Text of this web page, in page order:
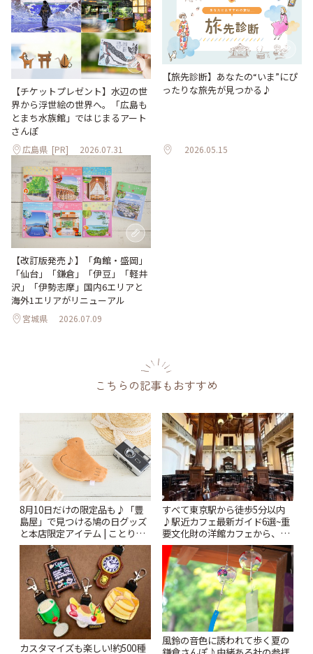
【チケットプレゼント】水辺の世
界から浮世絵の世界へ。「広島も
とまち水族館」ではじまるアート
さんぽ
広島県 [PR] 2026.07.31
【旅先診断】あなたの“いま”にぴ
ったりな旅先が見つかる♪
2026.05.15
【改訂版発売♪】「角館・盛岡」
「仙台」「鎌倉」「伊豆」「軽井
沢」「伊勢志摩」国内6エリアと
海外1エリアがリニューアル
宮城県 2026.07.09
こちらの記事もおすすめ
8月10日だけの限定品も♪「豊
島屋」で見つける鳩の日グッズ
と本店限定アイテム | ことりっ
ぷ
すべて東京駅から徒歩5分以内
♪駅近カフェ最新ガイド6選~重
要文化財の洋館カフェから、改
札すぐのレトロ喫茶まで~ | こと
りっぷ
カスタマイズも楽しい!約500種
風鈴の音色に誘われて歩く夏の